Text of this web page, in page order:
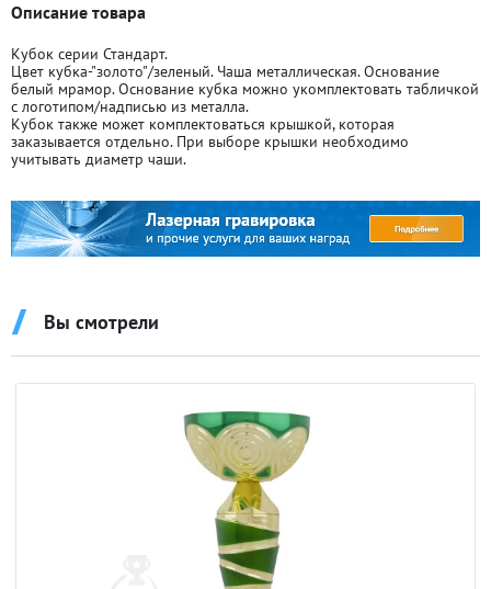
Описание товара
Кубок серии Стандарт.
Цвет кубка-"золото"/зеленый. Чаша металлическая. Основание
белый мрамор. Основание кубка можно укомплектовать табличкой
с логотипом/надписью из металла.
Кубок также может комплектоваться крышкой, которая
заказывается отдельно. При выборе крышки необходимо
учитывать диаметр чаши.
Вы смотрели